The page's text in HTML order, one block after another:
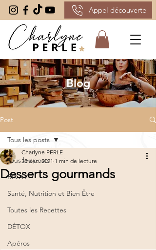
Appel découverte
Blog
Post
Tous les posts
BLOG
Santé, Nutrition et Bien Être
Toutes les Recettes
DÉTOX
Apéros
Tous les posts
Desserts gourmands
Charlyne PERLE
28 déc. 2021 1 min de lecture